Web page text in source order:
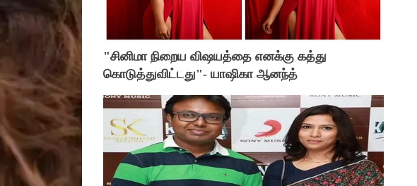
"சினிமா நிறைய விஷயத்தை எனக்கு கத்து
கொடுத்துவிட்டது"- யாஷிகா ஆனந்த்